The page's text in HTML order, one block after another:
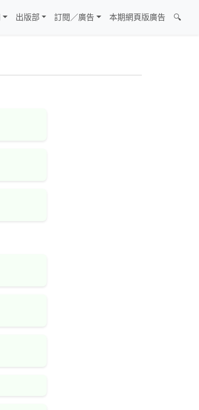
出版部 訂閱／廣告 本期網頁版廣告 🔍